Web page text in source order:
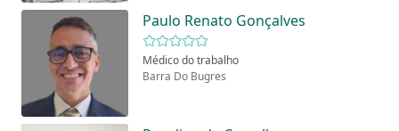
Paulo Renato Gonçalves
Médico do trabalho
Barra Do Bugres